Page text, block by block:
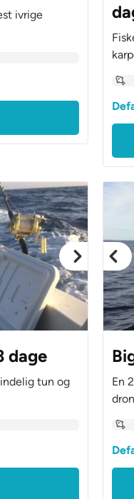
ivrige
dage
tun og
En